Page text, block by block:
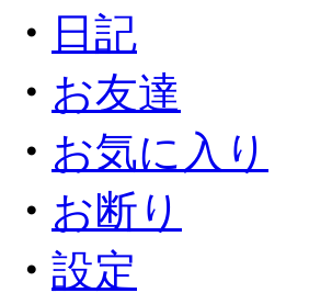
・ 日記
・ お友達
・ お気に入り
・ お断り
・ 設定